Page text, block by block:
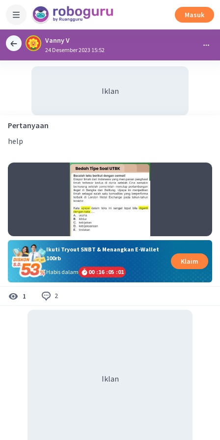
Masuk
Vanny V
24 Desember 2023 15:52
Iklan
Pertanyaan
help
Ikuti Tryout SNBT & Menangkan E-Wallet
100rb
Habis dalam
00 :16 :05 :00
Klaim
1 2
Iklan